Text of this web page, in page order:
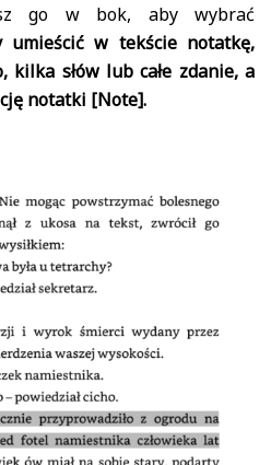
go w bok, aby wybrać
umieścić w tekście notatkę,
kilka słów lub całe zdanie, a
notatki [Note].